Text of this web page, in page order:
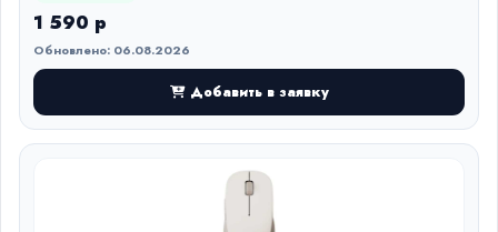
1 590 р
Обновлено: 06.08.2026
Добавить в заявку